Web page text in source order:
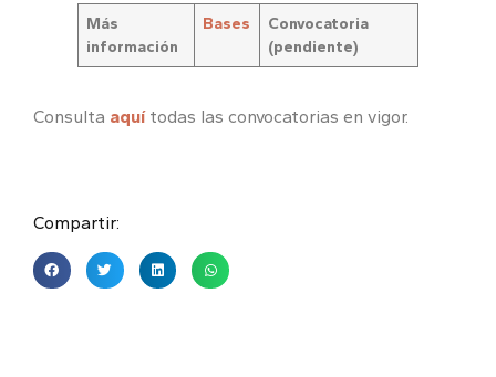
Más
información
Bases
Convocatoria
(pendiente)
Consulta aquí todas las convocatorias en vigor.
Compartir: